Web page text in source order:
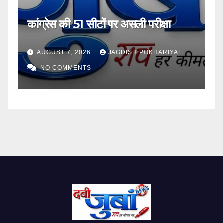
कांग्रेस की 51 सीटों पर असली परीक्षा
AUGUST 7, 2026 JAGDISH POKHARIYAL
NO COMMENTS